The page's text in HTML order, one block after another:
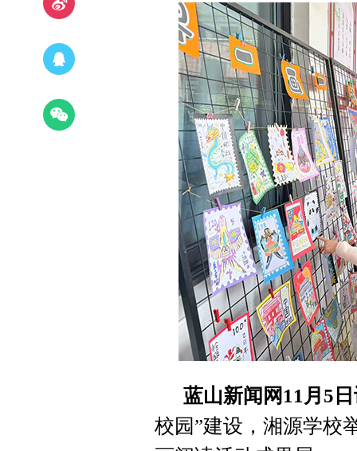
蓝山新闻网11月5
校园”建设，湘源学校